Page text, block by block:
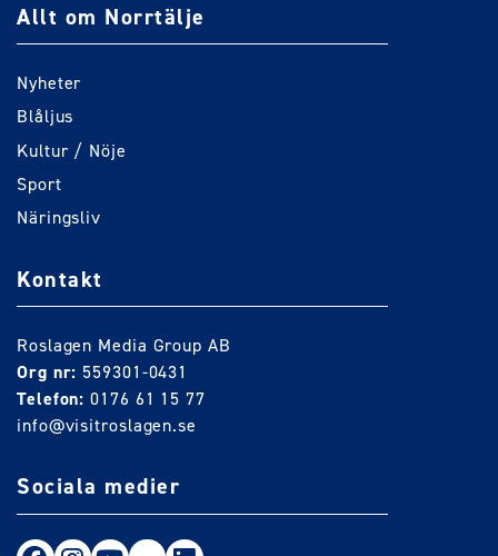
Allt om Norrtälje
Nyheter
Blåljus
Kultur / Nöje
Sport
Näringsliv
Kontakt
Roslagen Media Group AB
Org nr: 559301-0431
Telefon: 0176 61 15 77
info@visitroslagen.se
Sociala medier